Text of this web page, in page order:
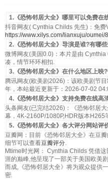
1.《恐怖邻居大全》哪里可以免费在
抖音网友( Cynthia Childs 先生)：免费
https://www.xilys.com/lianxuju/oumei/
2.《恐怖邻居大全》导演是谁?有哪
微博网友(美国0.0)：本片是由
凑，情节环环相扣.
3.《恐怖邻居大全》在什么地区上映
腾讯网友(欧美剧2026)：该欧美剧节
年，本站最近更新于：2026-07-02
4.《恐怖邻居大全》支持免费在线高
头条网友(已完结2026)：《恐怖邻居
幕，4K-2160P/1080P,HDR版本H265
5.《恐怖邻居大全》各大评分网站评
豆瓣网：目前《恐怖邻居大全》在豆
细节可以查看豆瓣评分.
Mtime时光网： Cynthia Childs 凭借
涯的巅峰,他呈现了一部关于美国欧美
而成,《恐怖邻居大全》将为观众提供
密.